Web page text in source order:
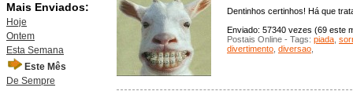
Mais Enviados:
Hoje
Ontem
Esta Semana
Este Mês
De Sempre
Dentinhos certinhos! Há que
Enviado: 57340 vezes (69 este
Postais Online - Tags: piada
divertimento diversao